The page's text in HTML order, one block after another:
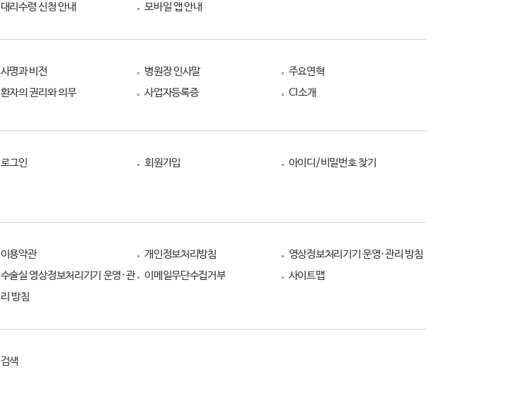
대리수령 신청 안내
모바일 앱 안내
사명과 비전 병원장 인사말
주요연혁
환자의 권리와 의무
사업자등록증 CI소개
로그인 회원가입 아이디/비밀번호 찾기
이용약관 개인정보처리방침
영상정보처리기기 운영·관리 방침
수술실 영상정보처리기기 운영·관
리 방침
이메일무단수집거부 사이트맵
검색